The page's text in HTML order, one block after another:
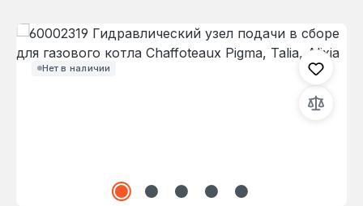
Нет в наличии
Пропустить галерею изображений